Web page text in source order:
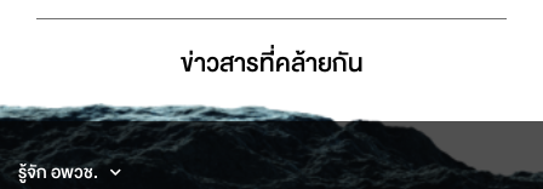
ข่าวสารที่่คล้ายกัน
รู้จัก อพวช.